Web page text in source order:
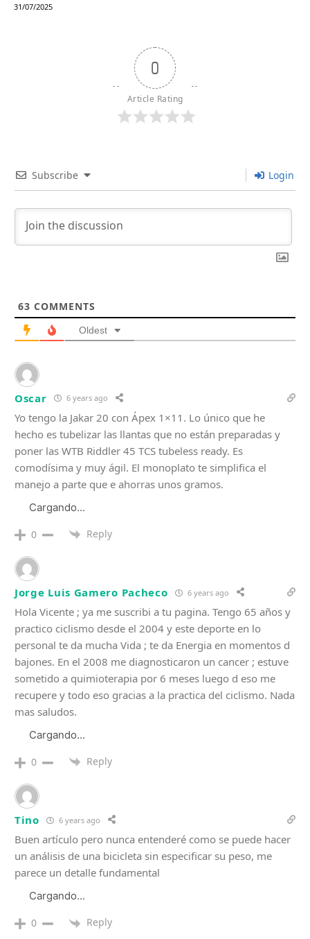
31/07/2025
0
Article Rating
Subscribe Login
63 COMMENTS
Oldest
Oscar 6 years ago
Yo tengo la Jakar 20 con Ápex 1×11. Lo único que he
hecho es tubelizar las llantas que no están preparadas y
poner las WTB Riddler 45 TCS tubeless ready. Es
comodísima y muy ágil. El monoplato te simplifica el
manejo a parte que e ahorras unos gramos.
Cargando...
0 Reply
Jorge Luis Gamero Pacheco 6 years ago
Hola Vicente ; ya me suscribi a tu pagina. Tengo 65 años y
practico ciclismo desde el 2004 y este deporte en lo
personal te da mucha Vida ; te da Energia en momentos d
bajones. En el 2008 me diagnosticaron un cancer ; estuve
sometido a quimioterapia por 6 meses luego d eso me
recupere y todo eso gracias a la practica del ciclismo. Nada
mas saludos.
Cargando...
0 Reply
Tino 6 years ago
Buen artículo pero nunca entenderé como se puede hacer
un análisis de una bicicleta sin especificar su peso, me
parece un detalle fundamental
Cargando...
0 Reply